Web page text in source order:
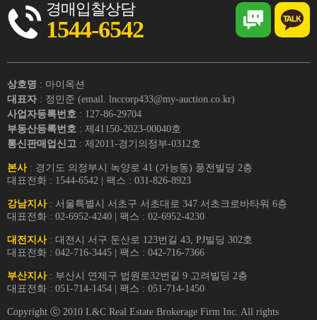
경매입찰상담
1544-6542
상호명 : 마이옥션
대표자 : 정민준 (email. lnccorp433@my-auction.co.kr)
사업자등록번호 : 127-86-29704
부동산등록번호 : 제41150-2023-00040호
통신판매업신고 : 제2011-경기의정부-0312호
본사: 경기도 의정부시 녹양로 41 (가능동) 풍전빌딩 2층
대표전화 : 1544-6542 | 팩스 : 031-826-8923
강남지사: 서울특별시 서초구 서초대로 347 서초크로바타워 6층
대표전화 : 02-6952-4240 | 팩스 : 02-6952-4230
대전지사: 대전시 서구 둔산로 123번길 43, PJ빌딩 302호
대표전화 : 042-716-3445 | 팩스 : 042-716-7366
부산지사: 부산시 연제구 법원로32번길 9 고려빌딩 2층
대표전화 : 051-714-1454 | 팩스 : 051-714-1450
Copyright ⓒ 2010 L&C Real Estate Brokerage Firm Inc. All rights